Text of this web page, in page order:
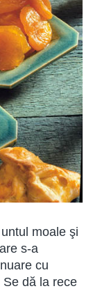
moale şi
s-a
cu
dă la rece